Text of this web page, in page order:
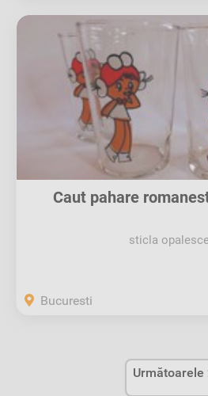
Caut pahare
sticla
Bucuresti
Următoarele